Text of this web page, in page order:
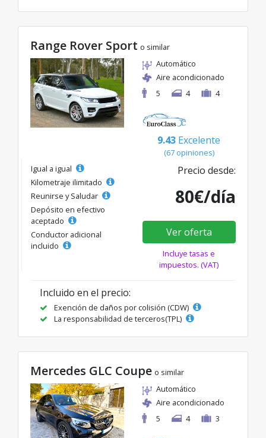
Range Rover Sport o similar
Automático
Aire acondicionado
5
4 4
9.43 Excelente
(67 opiniones)
Igual a igual
Kilometraje ilimitado
Reunirse y Saludar
Depósito en efectivo
aceptado
Conductor adicional
incluido
Precio desde:
80€/día
Ver oferta
Incluye tasas e
impuestos. (VAT)
Incluido en el precio:
Exención de daños por colisión (CDW)
La responsabilidad de terceros(TPL)
Mercedes GLC Coupe o similar
Automático
Aire acondicionado
5
4 3